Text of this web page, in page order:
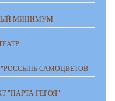
МИНИМУМ
САМОЦВЕТОВ"
"ПАРТА ГЕРОЯ"